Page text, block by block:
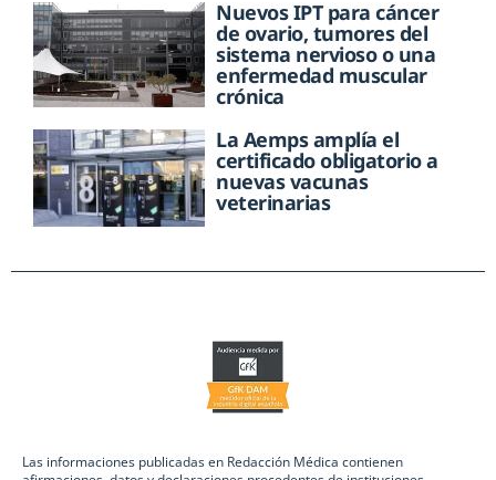
Nuevos IPT para cáncer
de ovario, tumores del
sistema nervioso o una
enfermedad muscular
crónica
La Aemps amplía el
certificado obligatorio a
nuevas vacunas
veterinarias
Las informaciones publicadas en Redacción Médica contienen